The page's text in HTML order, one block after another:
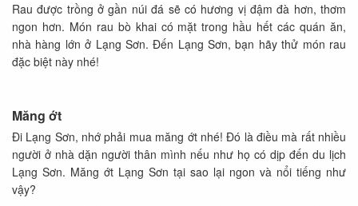
Rau được trồng ở gần núi đá sẽ có hương vị đậm đà hơn, thơm
ngon hơn. Món rau bò khai có mặt trong hầu hết các quán ăn,
nhà hàng lớn ở Lạng Sơn. Đến Lạng Sơn, bạn hãy thử món rau
đặc biệt này nhé!
Măng ớt
Đi Lạng Sơn, nhớ phải mua măng ớt nhé! Đó là điều mà rất nhiều
người ở nhà dặn người thân mình nếu như họ có dịp đến du lịch
Lạng Sơn. Măng ớt Lạng Sơn tại sao lại ngon và nổi tiếng như
vậy?